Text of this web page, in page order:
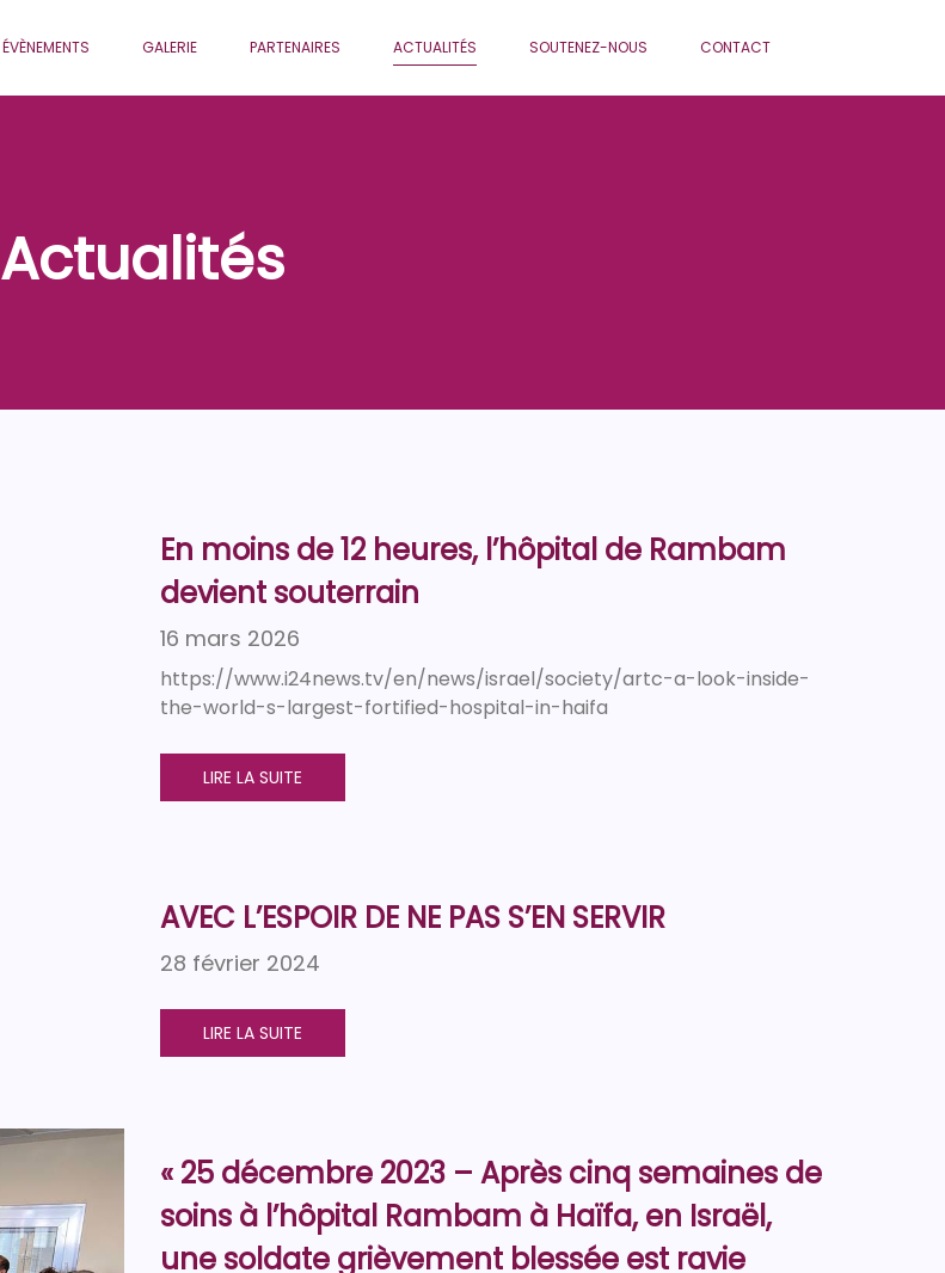
ÉVÈNEMENTS GALERIE PARTENAIRES ACTUALITÉS SOUTENEZ-NOUS CONTACT
Actualités
En moins de 12 heures, l’hôpital de Rambam
devient souterrain
16 mars 2026
https://www.i24news.tv/en/news/israel/society/artc-a-look-inside-
the-world-s-largest-fortified-hospital-in-haifa
LIRE LA SUITE
AVEC L’ESPOIR DE NE PAS S’EN SERVIR
28 février 2024
LIRE LA SUITE
« 25 décembre 2023 – Après cinq semaines de
soins à l’hôpital Rambam à Haïfa, en Israël,
une soldate grièvement blessée est ravie